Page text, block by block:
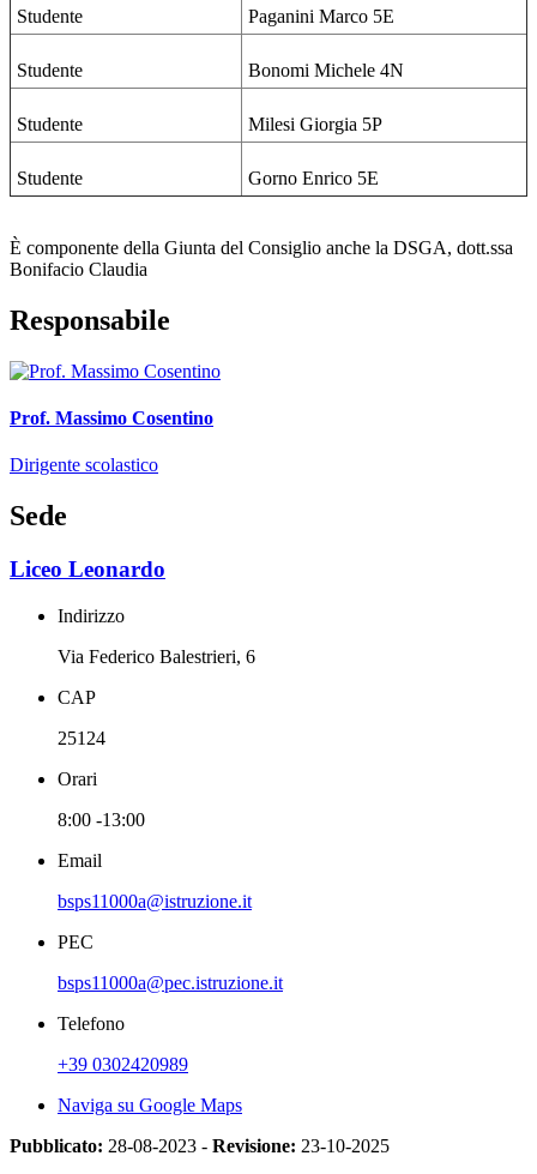
Studente Paganini Marco 5E
Studente Bonomi Michele 4N
Studente Milesi Giorgia 5P
Studente Gorno Enrico 5E
È componente della Giunta del Consiglio anche la DSGA, dott.ssa
Bonifacio Claudia
Responsabile
Prof. Massimo Cosentino
Dirigente scolastico
Sede
Liceo Leonardo
Indirizzo
Via Federico Balestrieri, 6
CAP
25124
Orari
8:00 -13:00
Email
bsps11000a@istruzione.it
PEC
bsps11000a@pec.istruzione.it
Telefono
+39 0302420989
Naviga su Google Maps
Pubblicato: 28-08-2023 - Revisione: 23-10-2025